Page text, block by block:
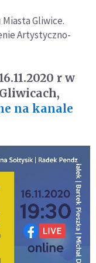
Gliwice.
Artystyczno-
r w
na kanale